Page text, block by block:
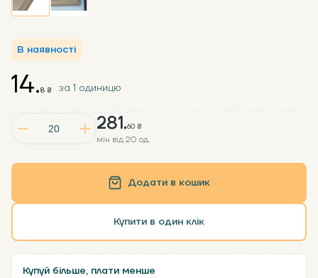
В наявності
281.60 ₴
мін від 20 од.
14.8 ₴ за 1 одиницю
Додати в кошик
Купити в один клік
Купуй більше, плати менше